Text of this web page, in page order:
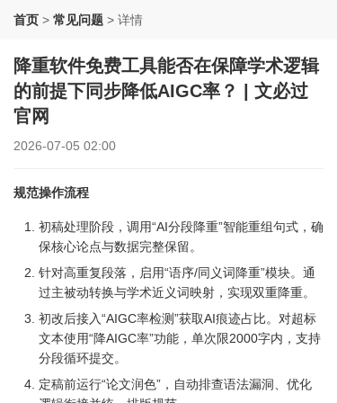
首页 > 常见问题 > 详情
降重软件免费工具能否在保障学术逻辑
的前提下同步降低AIGC率？ | 文必过
官网
2026-07-05 02:00
规范操作流程
初稿处理阶段，调用“AI分段降重”智能重组句式，确
保核心论点与数据完整保留。
针对高重复段落，启用“语序/同义词降重”模块。通
过主被动转换与学术近义词映射，实现双重降重。
初改后接入“AIGC率检测”获取AI痕迹占比。对超标
文本使用“降AIGC率”功能，单次限2000字内，支持
分段循环提交。
定稿前运行“论文润色”，自动排查语法漏洞、优化